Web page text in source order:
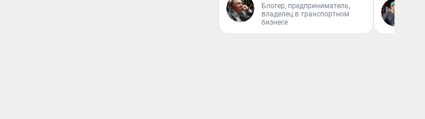
Блогер, предприниматель,
владелец в транспортном
бизнесе